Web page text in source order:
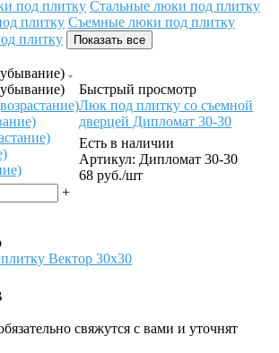
под плитку Стальные люки под плитку
плитку Съемные люки под плитку
плитку
Показать все
Быстрый просмотр
Люк под плитку со съемной
дверцей Дипломат 30-30
Есть в наличии
Артикул: Дипломат 30-30
68 руб./шт
+
Вектор 30х30
свяжутся с вами и уточнят